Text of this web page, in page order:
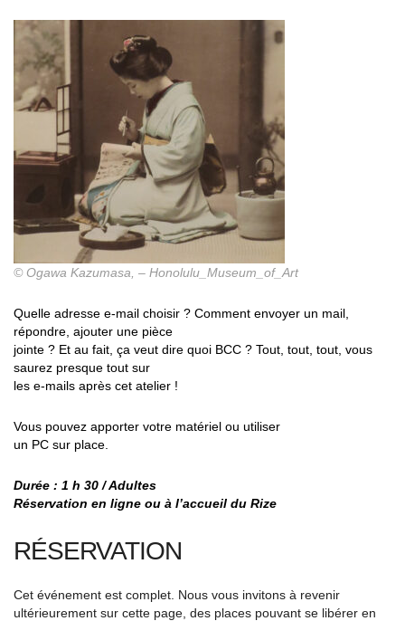
© Ogawa Kazumasa, – Honolulu_Museum_of_Art
Quelle adresse e-mail choisir ? Comment envoyer un mail,
répondre, ajouter une pièce
jointe ? Et au fait, ça veut dire quoi BCC ? Tout, tout, tout, vous
saurez presque tout sur
les e-mails après cet atelier !
Vous pouvez apporter votre matériel ou utiliser
un PC sur place.
Durée : 1 h 30 / Adultes
Réservation en ligne ou à l’accueil du Rize
RÉSERVATION
Cet événement est complet. Nous vous invitons à revenir
ultérieurement sur cette page, des places pouvant se libérer en